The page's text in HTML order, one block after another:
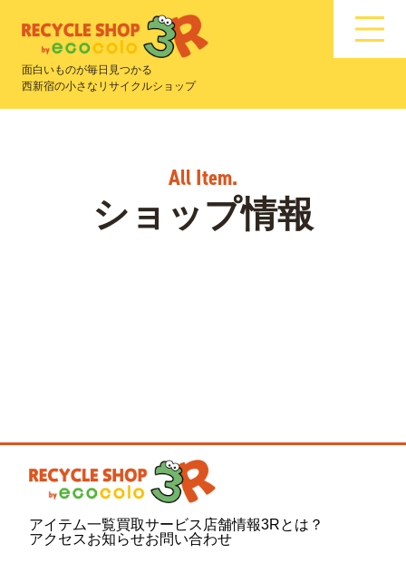
面白いものが毎日見つかる
西新宿の小さなリサイクルショップ
ショップ情報
アイテム一覧買取サービス 店舗情報3Rとは？
アクセスお知らせお問い合わせ